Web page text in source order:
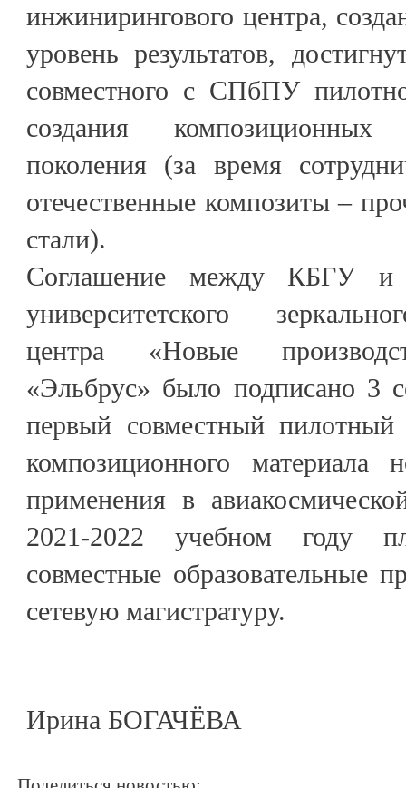
инжинирингового центра,
уровень результатов,
совместного с СПбПУ
создания
поколения (за время
отечественные композиты –
стали).
Соглашение между КБГУ
университетского
центра «Новые
«Эльбрус» было подписано 3
первый совместный пилотный
композиционного материала
применения в
2021-2022 учебном году
совместные образовательные
сетевую магистратуру.
Ирина БОГАЧЁВА